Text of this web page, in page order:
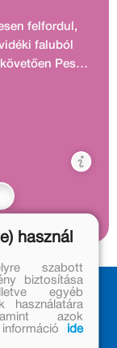
felfordul,
faluból
Pestre
hetedik
kénytelen
a
egy új
szinte
öccsére és
inkább
használ
szabott
biztosítása
egyéb
használatára
azok
ide